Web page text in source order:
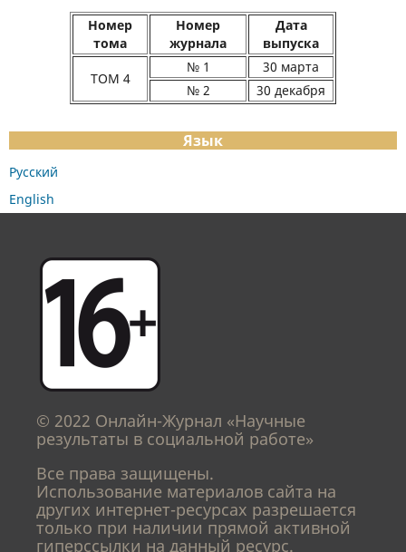
Номер
тома
Номер
журнала
Дата
выпуска
ТОМ 4
№ 1
30 марта
№ 2
30 декабря
Язык
Русский
English
© 2022 Онлайн-Журнал «Научные
результаты в социальной работе»
Все права защищены.
Использование материалов сайта на
других интернет-ресурсах разрешается
только при наличии прямой активной
гиперссылки на данный ресурс.